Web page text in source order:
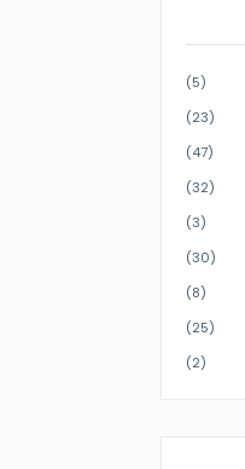
(5)
(23)
(47)
(32)
(3)
(30)
(8)
(25)
(2)